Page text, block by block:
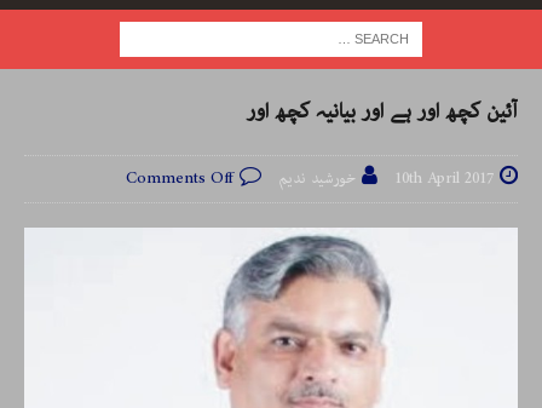
آئین کچھ اور ہے اور بیانیہ کچھ اور
10th April 2017 خورشید ندیم Comments Off